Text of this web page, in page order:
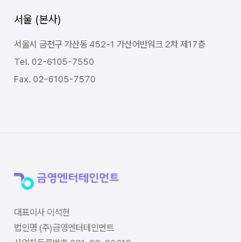
서울 (본사)
서울시 금천구 가산동 452-1 가산어반워크 2차 제17층
Tel. 02-6105-7550
Fax. 02-6105-7570
대표이사 이석현
법인명 (주)금영엔터테인먼트